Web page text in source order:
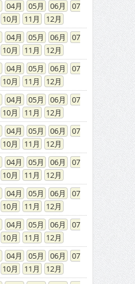
04 05 06
07
10 11
12
04 05 06
07
10 11
12
04 05 06
07
10 11
12
04 05 06
07
10 11
12
04 05 06
07
10 11
12
04 05 06
07
10 11
12
04 05 06
07
10 11
12
04 05 06
07
10 11
12
04 05 06
07
10 11
12